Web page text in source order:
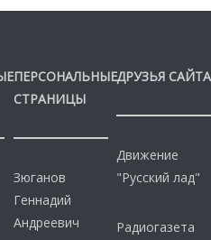
ПЕРСОНАЛЬНЫЕ
СТРАНИЦЫ
Зюганов
Геннадий
Андреевич
ДРУЗЬЯ САЙТА
Движение
"Русский лад"
Радиогазета